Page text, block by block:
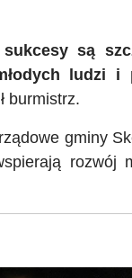
sukcesy są
ludzi i
burmistrz.
gminy
rozwój